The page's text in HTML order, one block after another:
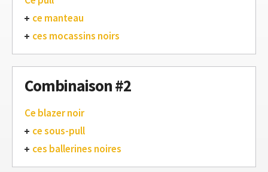
ce manteau
ces mocassins noirs
Combinaison #2
Ce blazer noir
ce sous-pull
ces ballerines noires